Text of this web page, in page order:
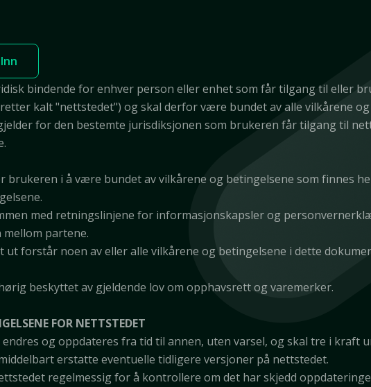
bindende for enhver person eller enhet som får tilgang til eller
kalt "nettstedet") og skal derfor være bundet av alle vilkårene
for den bestemte jurisdiksjonen som brukeren får tilgang til
brukeren i å være bundet av vilkårene og betingelsene som finnes
med retningslinjene for informasjonskapsler og
partene.
forstår noen av eller alle vilkårene og betingelsene i dette
beskyttet av gjeldende lov om opphavsrett og varemerker.
FOR NETTSTEDET
og oppdateres fra tid til annen, uten varsel, og skal tre i kraft
erstatte eventuelle tidligere versjoner på nettstedet.
regelmessig for å kontrollere om det har skjedd